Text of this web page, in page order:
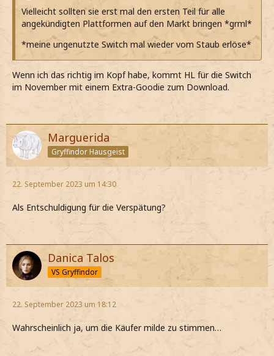
Vielleicht sollten sie erst mal den ersten Teil für alle
angekündigten Plattformen auf den Markt bringen *grml*
*meine ungenutzte Switch mal wieder vom Staub erlöse*
Wenn ich das richtig im Kopf habe, kommt HL für die Switch
im November mit einem Extra-Goodie zum Download.
Marguerida
Gryffindor Hausgeist
22. September 2023 um 14:30
Als Entschuldigung für die Verspätung?
Danica Talos
VS Gryffindor
22. September 2023 um 18:12
Wahrscheinlich ja, um die Käufer milde zu stimmen…